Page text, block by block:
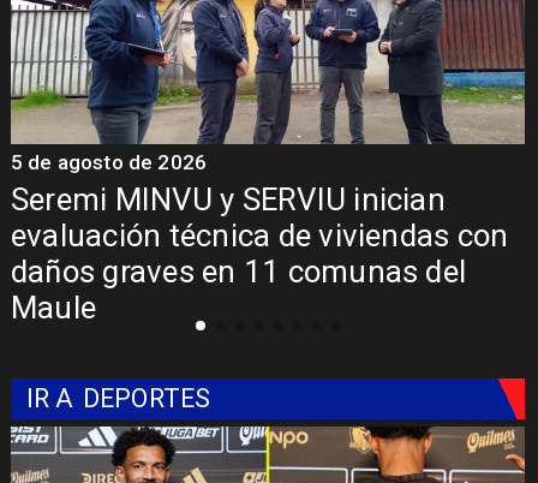
inician
viviendas con
del
Fondo Orasmi
familia de Romeral
alimentación
IR A DEPORTES